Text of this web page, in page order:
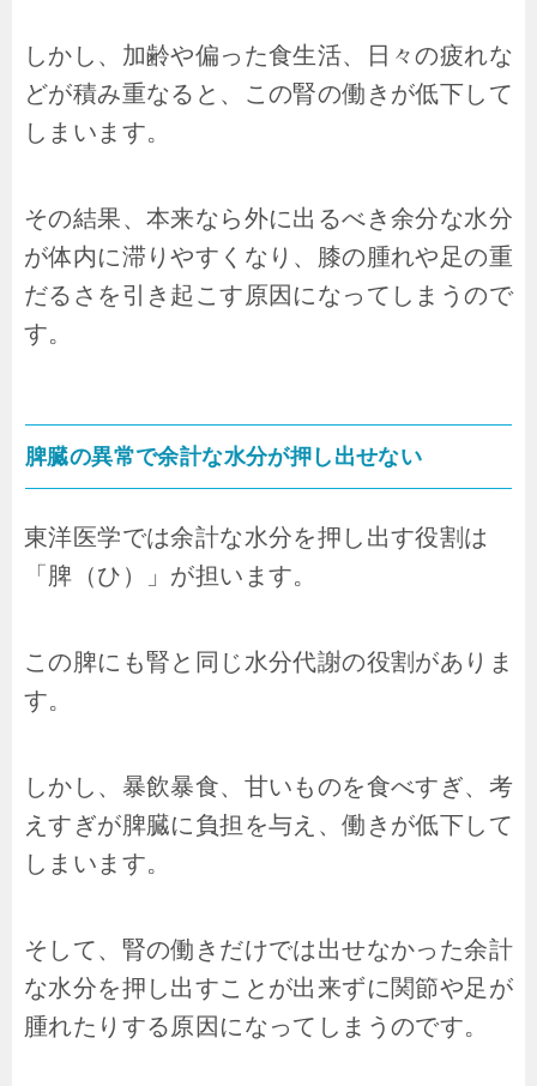
しかし、加齢や偏った食生活、日々の疲れな
どが積み重なると、この腎の働きが低下して
しまいます。
その結果、本来なら外に出るべき余分な水分
が体内に滞りやすくなり、膝の腫れや足の重
だるさを引き起こす原因になってしまうので
す。
脾臓の異常で余計な水分が押し出せない
東洋医学では余計な水分を押し出す役割は
「脾（ひ）」が担います。
この脾にも腎と同じ水分代謝の役割がありま
す。
しかし、暴飲暴食、甘いものを食べすぎ、考
えすぎが脾臓に負担を与え、働きが低下して
しまいます。
そして、腎の働きだけでは出せなかった余計
な水分を押し出すことが出来ずに関節や足が
腫れたりする原因になってしまうのです。